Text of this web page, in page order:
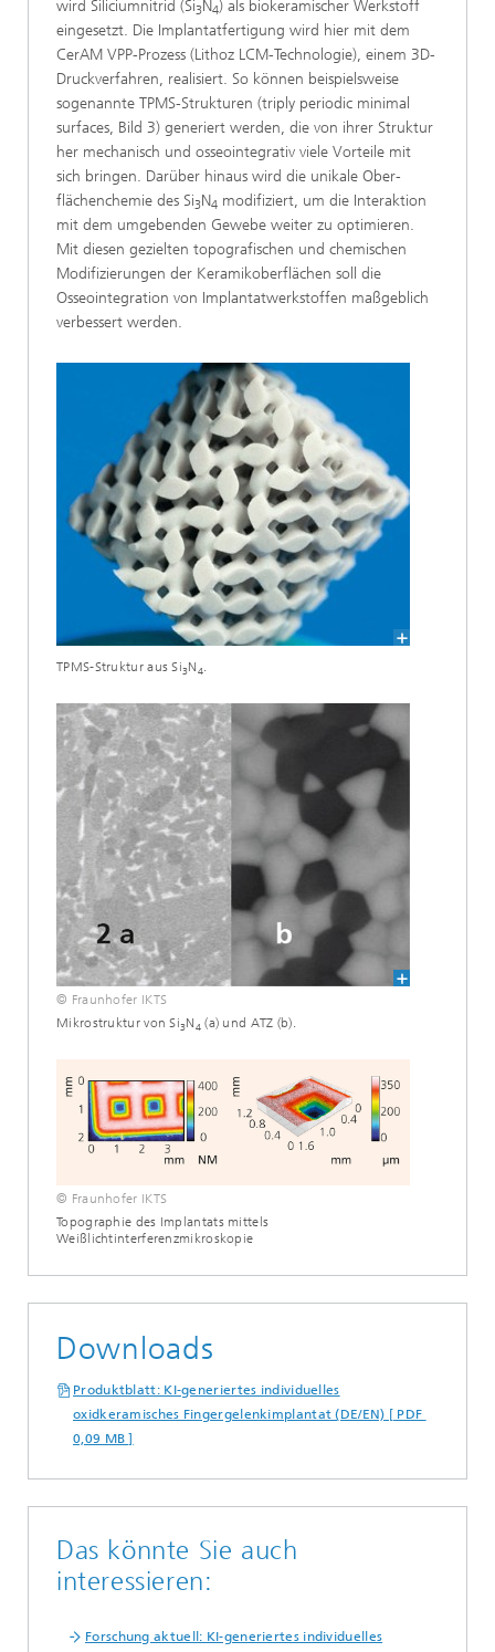
wird Siliciumnitrid (Si3N4) als biokeramischer Werkstoff
eingesetzt. Die Implantatfertigung wird hier mit dem
CerAM VPP-Prozess (Lithoz LCM-Technologie), einem 3D-
Druckverfahren, realisiert. So können beispielsweise
sogenannte TPMS-Strukturen (triply periodic minimal
surfaces, Bild 3) generiert werden, die von ihrer Struktur
her mechanisch und osseointegrativ viele Vorteile mit
sich bringen. Darüber hinaus wird die unikale Ober­
flächenchemie des Si3N4 modifiziert, um die Interaktion
mit dem umgebenden Gewebe weiter zu optimieren.
Mit diesen gezielten topografischen und chemischen
Modifizierungen der Keramikoberflächen soll die
Osseointegration von Implantat­werkstoffen maßgeblich
verbessert werden.
TPMS-Struktur aus Si3N 4.
© Fraunhofer IKTS
Mikrostruktur von Si3N 4 (a) und ATZ (b).
© Fraunhofer IKTS
Topographie des Implantats mittels
Weißlichtinterferenzmikroskopie
Downloads
Produktblatt: KI-generiertes individuelles
oxidkeramisches Fingergelenkimplantat (DE/EN) [ PDF
0,09 MB ]
Das könnte Sie auch
interessieren:
Forschung aktuell: KI-generiertes individuelles